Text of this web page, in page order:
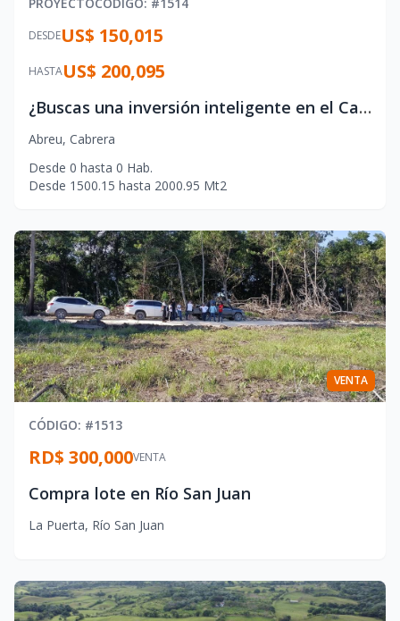
DESDEUS$ 150,015
HASTAUS$ 200,095
¿Buscas una inversión inteligente en el Caribe en bienes raices?
Abreu, Cabrera
Desde 0 hasta 0 Hab.
Desde 1500.15 hasta 2000.95 Mt2
VENTA
CÓDIGO: #1513
VENTA
RD$ 300,000
Compra lote en Río San Juan
La Puerta, Río San Juan